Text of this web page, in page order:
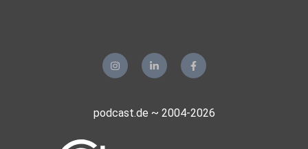
podcast.de ~ 2004-2026